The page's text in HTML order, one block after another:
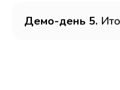
Демо-день 5.